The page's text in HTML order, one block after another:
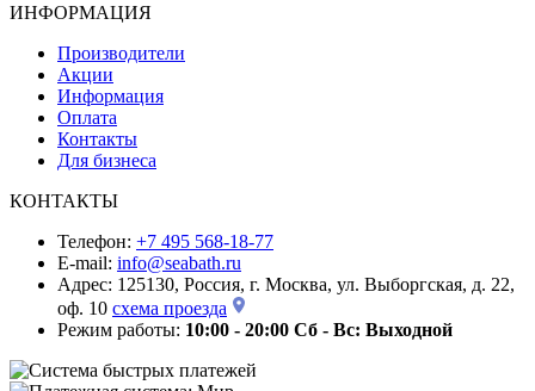
ИНФОРМАЦИЯ
Производители
Акции
Информация
Оплата
Контакты
Для бизнеса
КОНТАКТЫ
Телефон: +7 495 568-18-77
E-mail: info@seabath.ru
Адрес: 125130, Россия, г. Москва, ул. Выборгская, д. 22,
оф. 10 схема проезда
Режим работы: 10:00 - 20:00 Сб - Вс: Выходной